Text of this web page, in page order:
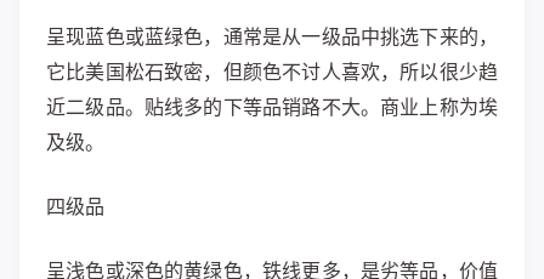
呈现蓝色或蓝绿色，通常是从一级品中挑选下来的，
它比美国松石致密，但颜色不讨人喜欢，所以很少趋
近二级品。贴线多的下等品销路不大。商业上称为埃
及级。
四级品
呈浅色或深色的黄绿色，铁线更多，是劣等品，价值